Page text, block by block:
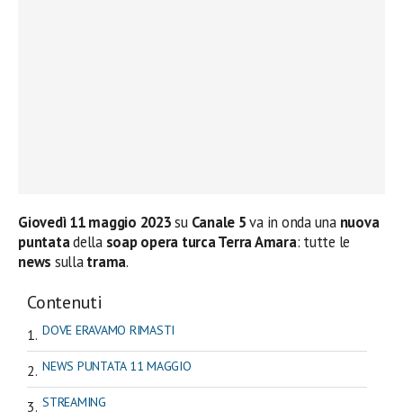
Giovedì 11 maggio 2023su Canale 5va in onda una nuova
puntatadella soap opera turca Terra Amara: tutte le
news sullatrama.
Contenuti
DOVE ERAVAMO RIMASTI
NEWS PUNTATA 11 MAGGIO
STREAMING